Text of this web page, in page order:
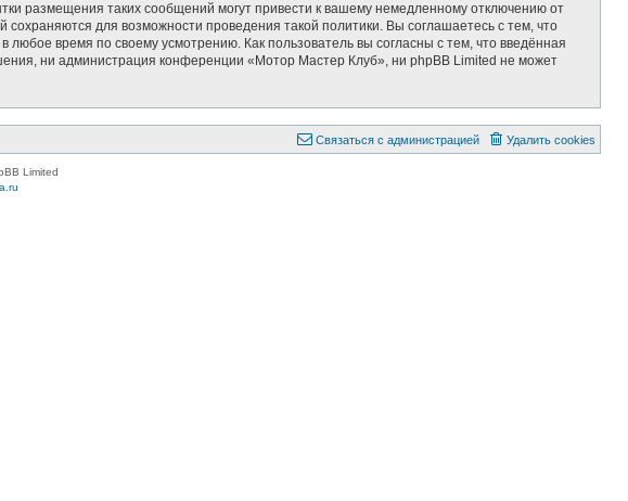
размещения таких сообщений могут привести к вашему немедленному отключению от
для возможности проведения такой политики. Вы соглашаетесь с тем, что
время по своему усмотрению. Как пользователь вы согласны с тем, что введённая
ни администрация конференции «Мотор Мастер Клуб», ни phpBB Limited не может
Удалить cookies
Связаться с администрацией
Limited